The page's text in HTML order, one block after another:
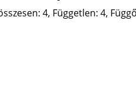
4, Független: 4,